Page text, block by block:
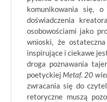
komunikowania się,
doświadczenia
osobowościami jako
wnioski, że
inspirujące i ciekawe
droga poznawania
poetyckiej Metaf. 20
zwracania się do
retoryczne muszą